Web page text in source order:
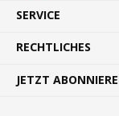
SERVICE
RECHTLICHES
JETZT